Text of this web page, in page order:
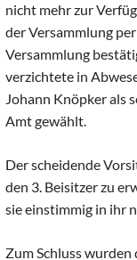
nicht mehr zur
der Versammlung
Versammlung
verzichtete in
Johann Knöpker als
Amt gewählt.
Der scheidende
den 3. Beisitzer zu
sie einstimmig in ihr
Zum Schluss